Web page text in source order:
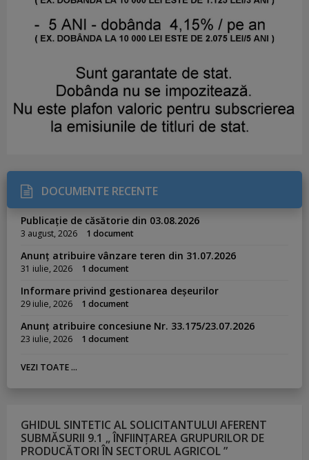
DOCUMENTE RECENTE
Publicație de căsătorie din 03.08.2026
3 august, 2026 1 document
Anunț atribuire vânzare teren din 31.07.2026
31 iulie, 2026 1 document
Informare privind gestionarea deșeurilor
29 iulie, 2026 1 document
Anunț atribuire concesiune Nr. 33.175/23.07.2026
23 iulie, 2026 1 document
VEZI TOATE ...
GHIDUL SINTETIC AL SOLICITANTULUI AFERENT
SUBMĂSURII 9.1 „ ÎNFIINȚAREA GRUPURILOR DE
PRODUCĂTORI ÎN SECTORUL AGRICOL ”